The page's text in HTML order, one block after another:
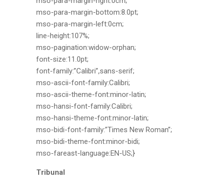
mso-para-margin-bottom:8.0pt;
mso-para-margin-left:0cm;
line-height:107%;
mso-pagination:widow-orphan;
font-size:11.0pt;
font-family:”Calibri”,sans-serif;
mso-ascii-font-family:Calibri;
mso-ascii-theme-font:minor-latin;
mso-hansi-font-family:Calibri;
mso-hansi-theme-font:minor-latin;
mso-bidi-font-family:”Times New Roman”;
mso-bidi-theme-font:minor-bidi;
mso-fareast-language:EN-US;}
Tribunal